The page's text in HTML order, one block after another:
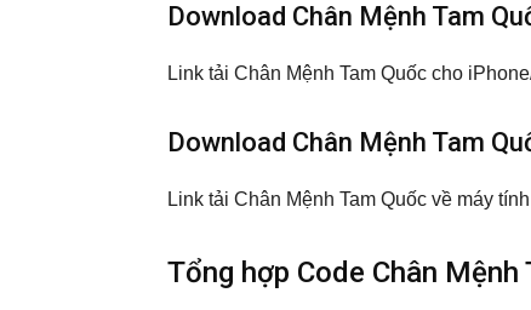
Download Chân Mệnh Tam
Link tải Chân Mệnh Tam Quốc cho
Download Chân Mệnh Tam
Link tải Chân Mệnh Tam Quốc về máy
Tổng hợp Code Chân Mệnh